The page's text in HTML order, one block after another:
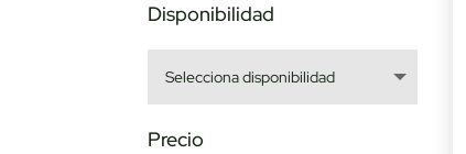
Disponibilidad
Precio